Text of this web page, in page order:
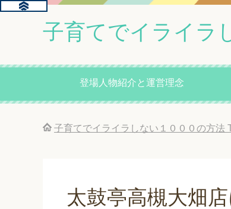
子育てでイライラ
登場人物紹介と運営理念
子育てでイライラしない１０００の方法
太鼓亭高槻大畑